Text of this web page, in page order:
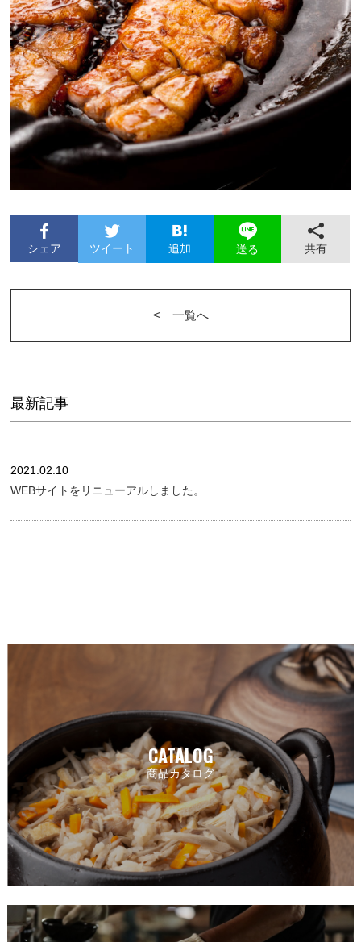
シェア ツイート 追加 送る 共有
<︎ 一覧へ
最新記事
2021.02.10
WEBサイトをリニューアルしました。
CATALOG
商品カタログ